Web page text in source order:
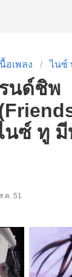
นื้อเพลง ไนซ์
รนด์ชิพ
นซ์ ทู
.ค. 51